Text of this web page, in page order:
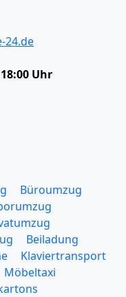
24.de
Uhr
Büroumzug
Beiladung
Klaviertransport
Möbeltaxi